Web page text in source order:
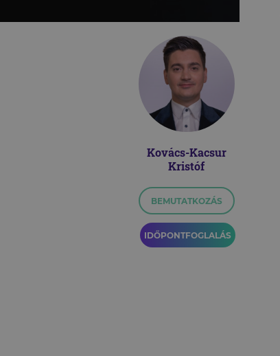
Kovács-Kacsur
Kristóf
BEMUTATKOZÁS
IDŐPONTFOGLALÁS